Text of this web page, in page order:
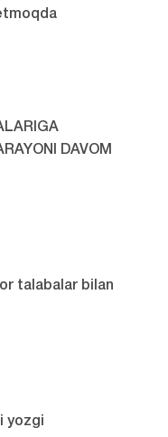
DAVOM
talabalar bilan
yozgi